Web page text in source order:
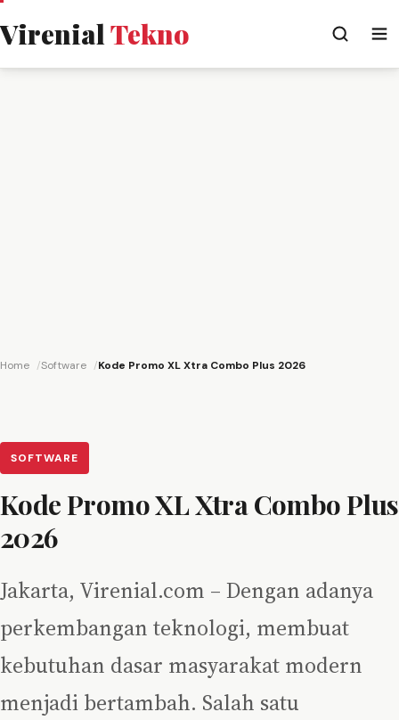
VirenialTekno
Home Software Kode Promo XL Xtra Combo Plus 2026
SOFTWARE
Kode Promo XL Xtra Combo Plus
2026
Jakarta, Virenial.com – Dengan adanya
perkembangan teknologi, membuat
kebutuhan dasar masyarakat modern
menjadi bertambah. Salah satu